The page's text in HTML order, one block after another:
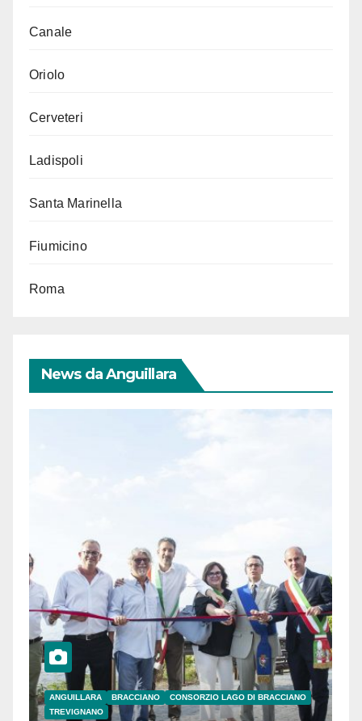
Canale
Oriolo
Cerveteri
Ladispoli
Santa Marinella
Fiumicino
Roma
News da Anguillara
ANGUILLARA BRACCIANO
CONSORZIO LAGO DI BRACCIANO
TREVIGNANO